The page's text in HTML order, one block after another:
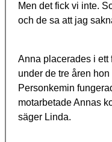
Men det fick vi inte.
och de sa att jag
Anna placerades i ett
under de tre åren
Personkemin
motarbetade Annas
säger Linda.